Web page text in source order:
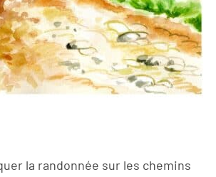
la randonnée sur les chemins